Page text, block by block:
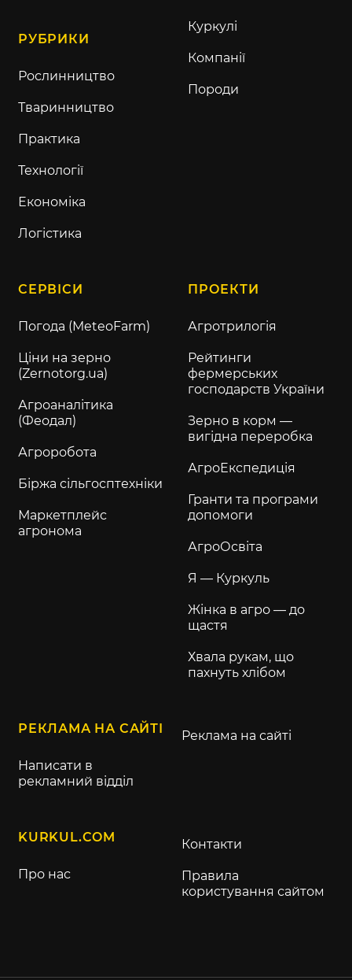
РУБРИКИ
Рослинництво
Тваринництво
Практика
Технології
Економіка
Логістика
Куркулі
Компанії
Породи
СЕРВІСИ
Погода (MeteoFarm)
Ціни на зерно
(Zernotorg.ua)
Агроаналітика
(Феодал)
Агроробота
Біржа сільгосптехніки
Маркетплейс
агронома
ПРОЕКТИ
Агротрилогія
Рейтинги
фермерських
господарств України
Зерно в корм —
вигідна переробка
АгроЕкспедиція
Гранти та програми
допомоги
АгроОсвіта
Я — Куркуль
Жінка в агро — до
щастя
Хвала рукам, що
пахнуть хлібом
РЕКЛАМА НА САЙТІ
Написати в
рекламний відділ
Реклама на сайті
KURKUL.COM
Про нас
Контакти
Правила
користування сайтом